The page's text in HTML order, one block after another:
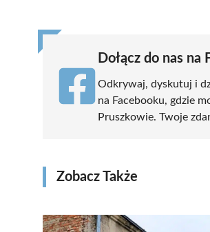
Dołącz do nas na
Odkrywaj, dyskutuj i
na Facebooku, gdzie
Pruszkowie. Twoje
Zobacz Także